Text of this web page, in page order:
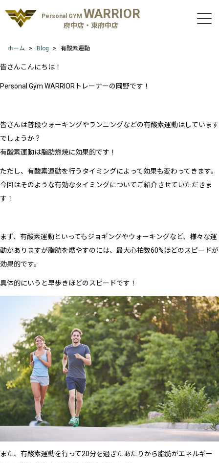
Personal GYM WARRIOR
府中店・東府中店
ホーム Blog 有酸素運動
皆さんこんにちは！
Personal Gym WARRIORトレーナーの岡野です！
皆さんは普段ウォーキングやランニングなどの有酸素運動はしています
でしょうか？
有酸素運動は脂肪燃焼に効果的です！
ただし、有酸素運動を行うタイミングによって効果も変わってきます。
今回はそのような有効なタイミングについてご紹介させていただきま
す！
まず、有酸素運動といってもジョギングやウォーキングなど、様々な運
動がありますが脂肪を燃やすのには、最大心拍数60%ほどのスピードが
効果的です。
具体的にいうと早歩きほどのスピードです！
また、有酸素運動を行って20分を過ぎたあたりから脂肪がエネルギー